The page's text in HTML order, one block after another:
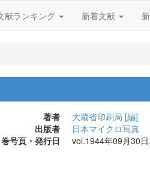
献ランキング 新着文献
著者
大蔵省印刷局 [編]
出版者
日本マイクロ写真
巻号頁・発行日
vol.1944年09月30